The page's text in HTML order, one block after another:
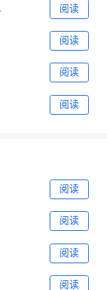
阅读
阅读
阅读
阅读
阅读
阅读
阅读
阅读